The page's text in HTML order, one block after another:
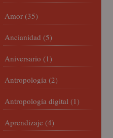
Amor (35)
Ancianidad (5)
Aniversario (1)
Antropología (2)
Antropología digital (1)
Aprendizaje (4)